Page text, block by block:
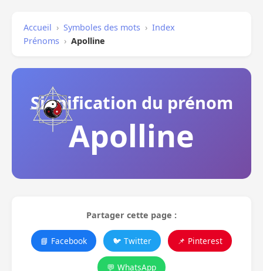
Accueil › Symboles des mots › Index
Prénoms › Apolline
Signification du prénom
Apolline
Partager cette page :
📘 Facebook 🐦 Twitter 📌 Pinterest
💬 WhatsApp